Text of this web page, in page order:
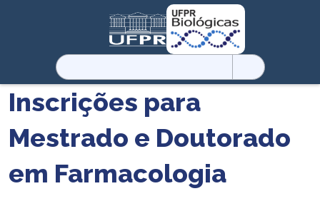
Pesquisar
por:
Inscrições para
Mestrado e Doutorado
em Farmacologia